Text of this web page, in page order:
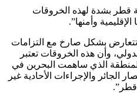
قطر بشدة لهذه الخروقات
وأمنها”.
بشكل صارخ مع التزامات
وأن هذه الخروقات تعتبر
الذي ساهمت البحرين في
الجائر والإجراءات الأحادية غير
قطر”.